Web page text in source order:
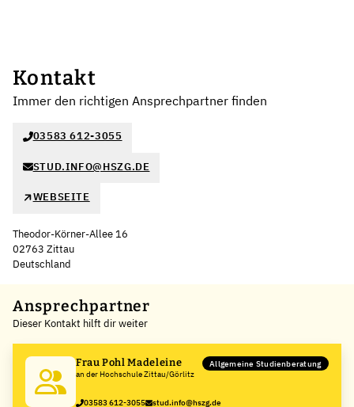
Kontakt
Immer den richtigen Ansprechpartner finden
03583 612-3055
STUD.INFO@HSZG.DE
WEBSEITE
Theodor-Körner-Allee 16
02763 Zittau
Deutschland
+
−
Ansprechpartner
Dieser Kontakt hilft dir weiter
Frau Pohl Madeleine
an der Hochschule Zittau/Görlitz
Allgemeine Studienberatung
03583 612-3055 stud.info@hszg.de